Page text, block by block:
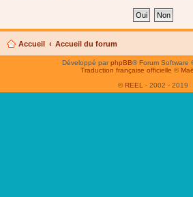
Accueil Accueil du forum
Développé parphpBB® Forum Software
Traduction française officielle ©
© REEL - 2002 - 2019